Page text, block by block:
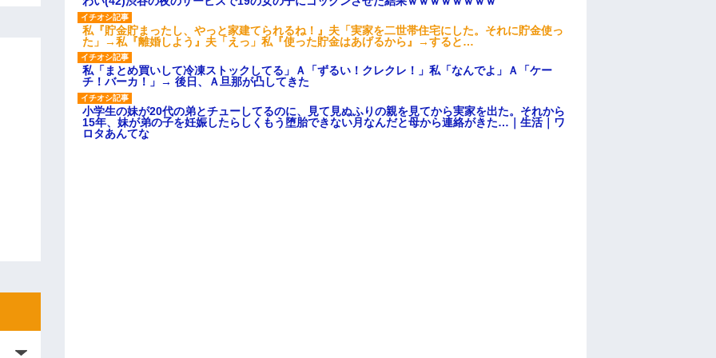
私『貯金貯まったし、やっと家建てられるね！』夫「実家を二世帯住宅にした。それに貯金使っ
た」→私『離婚しよう』夫「えっ」私『使った貯金はあげるから』→すると…
私「まとめ買いして冷凍ストックしてる」Ａ「ずるい！クレクレ！」私「なんでよ」Ａ「ケー
チ！バーカ！」→ 後日、Ａ旦那が凸してきた
小学生の妹が20代の弟とチューしてるのに、見て見ぬふりの親を見てから実家を出た。それから
15年、妹が弟の子を妊娠したらしくもう堕胎できない月なんだと母から連絡がきた…｜生活｜ワ
ロタあんてな